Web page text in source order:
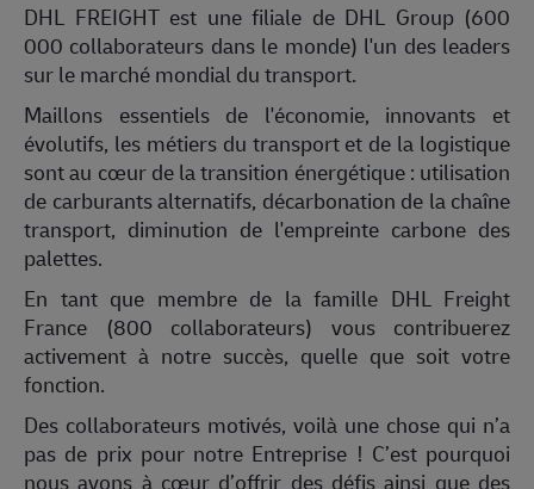
DHL FREIGHT est une filiale de DHL Group (600
000 collaborateurs dans le monde) l'un des leaders
sur le marché mondial du transport.
Maillons essentiels de l'économie, innovants et
évolutifs, les métiers du transport et de la logistique
sont au cœur de la transition énergétique : utilisation
de carburants alternatifs, décarbonation de la chaîne
transport, diminution de l'empreinte carbone des
palettes.
En tant que membre de la famille DHL Freight
France (800 collaborateurs) vous contribuerez
activement à notre succès, quelle que soit votre
fonction.
Des collaborateurs motivés, voilà une chose qui n’a
pas de prix pour notre Entreprise ! C’est pourquoi
nous avons à cœur d’offrir des défis ainsi que des